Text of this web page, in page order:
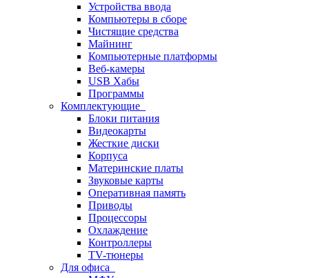
Устройства ввода
Компьютеры в сборе
Чистящие средства
Майнинг
Компьютерные платформы
Веб-камеры
USB Хабы
Программы
Комплектующие
Блоки питания
Видеокарты
Жесткие диски
Корпуса
Материнские платы
Звуковые карты
Оперативная память
Приводы
Процессоры
Охлаждение
Контроллеры
TV-тюнеры
Для офиса